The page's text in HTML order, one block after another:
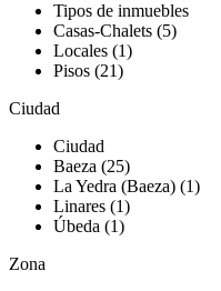
Tipos de inmuebles
Casas-Chalets (5)
Locales (1)
Pisos (21)
Ciudad
Ciudad
Baeza (25)
La Yedra (Baeza) (1)
Linares (1)
Úbeda (1)
Zona